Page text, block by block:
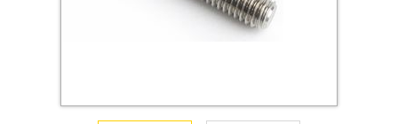
Крюки, кольца с метрической резьбой